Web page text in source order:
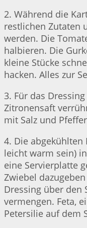
2. Während die
restlichen Zutaten
werden. Die
halbieren. Die
kleine Stücke
hacken. Alles zur
3. Für das
Zitronensaft
mit Salz und
4. Die
leicht warm sein)
eine Servierplatte
Zwiebel
Dressing über den
vermengen. Feta,
Petersilie auf dem